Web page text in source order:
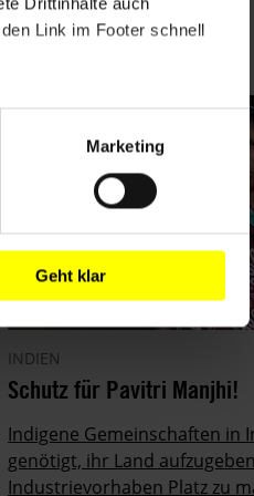
Link im Footer schnell
Marketing
Geht klar
INDIEN
Schutz für Pavitri Manjhi!
Indigene Gemeinschaften in
genötigt, ihr Land
Industrievorhaben Platz zu